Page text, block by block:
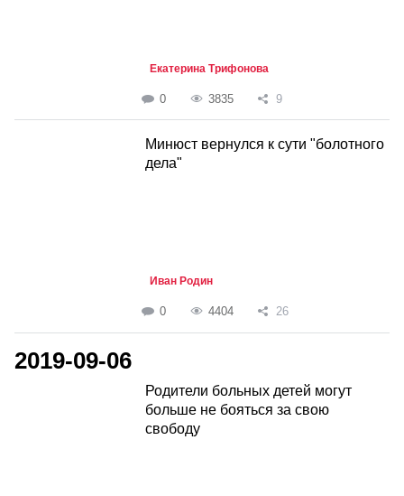
Екатерина Трифонова
0 3835 9
Минюст вернулся к сути "болотного
дела"
Иван Родин
0 4404 26
2019-09-06
Родители больных детей могут
больше не бояться за свою
свободу